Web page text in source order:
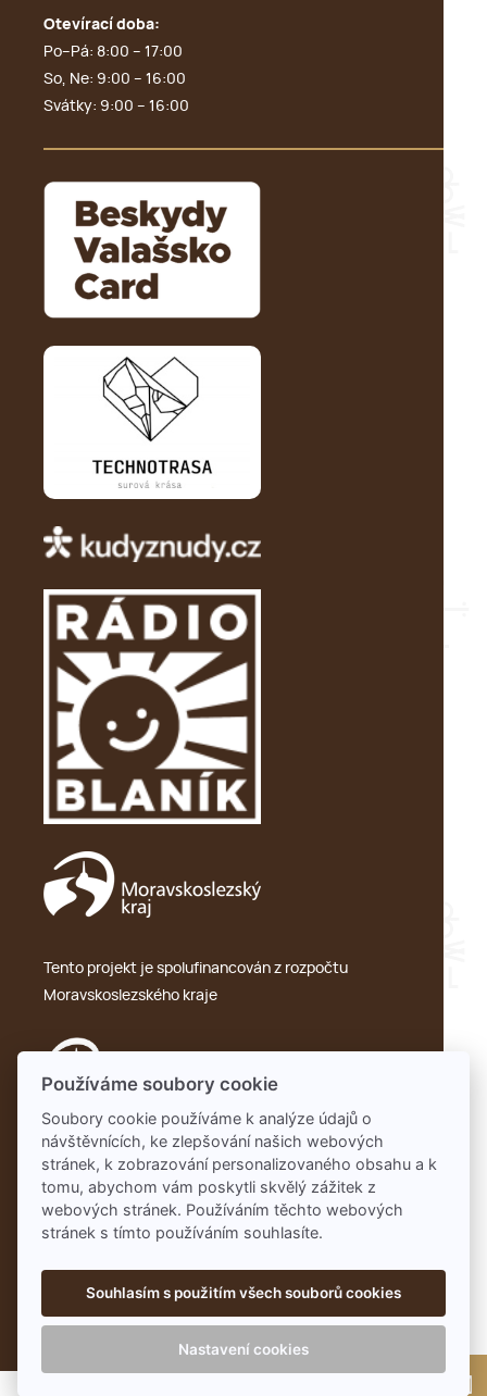
Otevírací doba:
Po–Pá: 8:00 – 17:00
So, Ne: 9:00 – 16:00
Svátky: 9:00 – 16:00
Tento projekt je spolufinancován z rozpočtu
Moravskoslezského kraje
Ochrana osobních údajů – GDPR
Používáme soubory cookie
Soubory cookie používáme k analýze údajů o
návštěvnících, ke zlepšování našich webových
stránek, k zobrazování personalizovaného obsahu a k
tomu, abychom vám poskytli skvělý zážitek z
webových stránek. Používáním těchto webových
stránek s tímto používáním souhlasíte.
Souhlasím s použitím všech souborů cookies
Nastavení cookies